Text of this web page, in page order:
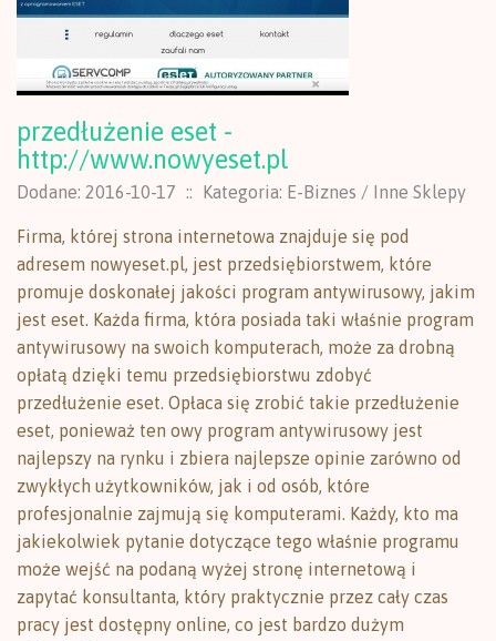
przedłużenie eset -
http://www.nowyeset.pl
Dodane: 2016-10-17 :: Kategoria: E-Biznes / Inne Sklepy
Firma, której strona internetowa znajduje się pod
adresem nowyeset.pl, jest przedsiębiorstwem, które
promuje doskonałej jakości program antywirusowy, jakim
jest eset. Każda firma, która posiada taki właśnie program
antywirusowy na swoich komputerach, może za drobną
opłatą dzięki temu przedsiębiorstwu zdobyć
przedłużenie eset. Opłaca się zrobić takie przedłużenie
eset, ponieważ ten owy program antywirusowy jest
najlepszy na rynku i zbiera najlepsze opinie zarówno od
zwykłych użytkowników, jak i od osób, które
profesjonalnie zajmują się komputerami. Każdy, kto ma
jakiekolwiek pytanie dotyczące tego właśnie programu
może wejść na podaną wyżej stronę internetową i
zapytać konsultanta, który praktycznie przez cały czas
pracy jest dostępny online, co jest bardzo dużym